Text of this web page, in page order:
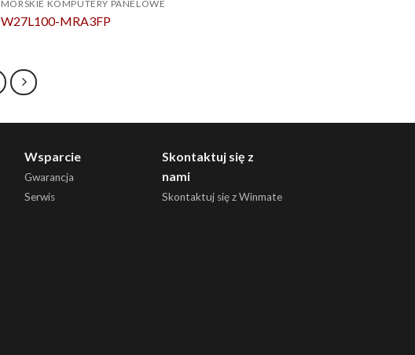
MORSKIE KOMPUTERY PANELOWE
W27L100-MRA3FP
Wsparcie
Gwarancja
Serwis
Skontaktuj się z
nami
Skontaktuj się z Winmate